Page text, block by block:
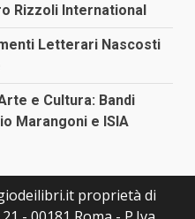
Rizzoli International
Letterari Nascosti
e Cultura: Bandi
Marangoni e ISIA
proprietà di